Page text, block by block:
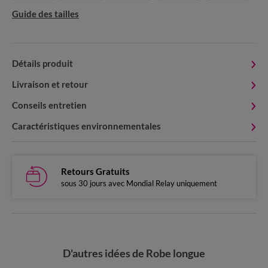
Guide des tailles
Détails produit
Livraison et retour
Conseils entretien
Caractéristiques environnementales
Retours Gratuits
sous 30 jours avec Mondial Relay uniquement
D'autres idées de Robe longue